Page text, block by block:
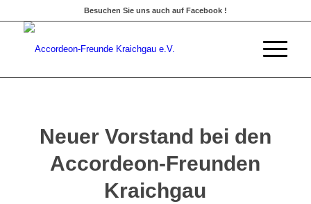
Besuchen Sie uns auch auf Facebook !
Neuer Vorstand bei den
Accordeon-Freunden
Kraichgau